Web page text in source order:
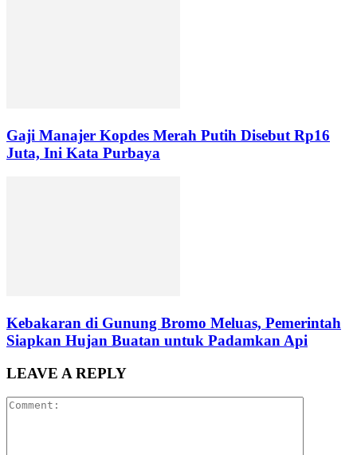
Gaji Manajer Kopdes Merah Putih Disebut Rp16
Juta, Ini Kata Purbaya
Kebakaran di Gunung Bromo Meluas, Pemerintah
Siapkan Hujan Buatan untuk Padamkan Api
LEAVE A REPLY